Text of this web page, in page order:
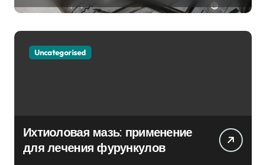
Uncategorised
Ихтиоловая мазь: применение
для лечения фурункулов